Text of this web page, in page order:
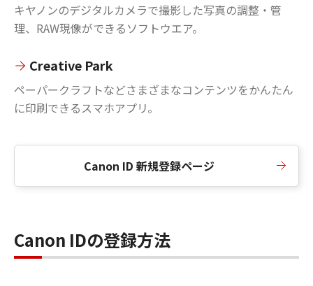
キヤノンのデジタルカメラで撮影した写真の調整・管
理、RAW現像ができるソフトウエア。
Creative Park
ペーパークラフトなどさまざまなコンテンツをかんたん
に印刷できるスマホアプリ。
Canon ID 新規登録ページ
Canon IDの登録方法